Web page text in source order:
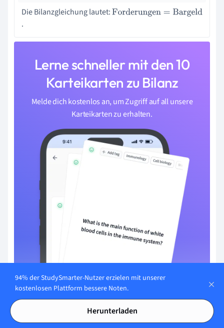
Die Bilanzgleichung lautet:Forderungen=Bargeld
.
Lerne schneller mit den 10
Karteikarten zu Bilanz
Melde dich kostenlos an, um Zugriff auf all unsere
Karteikarten zu erhalten.
Mit E-Mail registrieren
Du hast bereits ein Konto? Anmelden
94% der StudySmarter-Nutzer erzielen mit unserer
kostenlosen Plattform bessere Noten.
Herunterladen